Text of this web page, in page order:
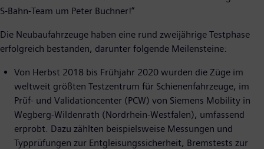
S-Bahn-Team um Peter Buchner!“
Die Neubaufahrzeuge haben eine rund zweijährige Testphase
erfolgreich bestanden, darunter folgende Meilensteine:
Von Herbst 2018 bis Frühjahr 2020 wurden die Züge im
weltweit größten Testzentrum für Schienenfahrzeuge, im
Prüf- und Validationcenter (PCW) von Siemens Mobility in
Wegberg-Wildenrath (Nordrhein-Westfalen), umfassend
erprobt. Dazu zählten beispielsweise Messungen und
Typprüfungen zur Entgleisungssicherheit, Bremstests zur